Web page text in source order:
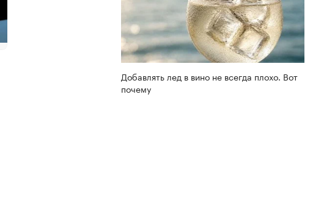
Добавлять лед в вино не всегда плохо. Вот
почему